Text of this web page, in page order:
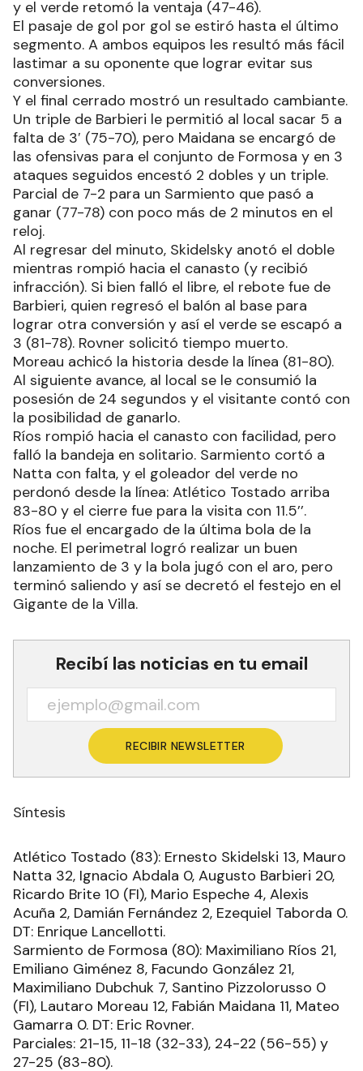
y el verde retomó la ventaja (47-46).
El pasaje de gol por gol se estiró hasta el último
segmento. A ambos equipos les resultó más fácil
lastimar a su oponente que lograr evitar sus
conversiones.
Y el final cerrado mostró un resultado cambiante.
Un triple de Barbieri le permitió al local sacar 5 a
falta de 3′ (75-70), pero Maidana se encargó de
las ofensivas para el conjunto de Formosa y en 3
ataques seguidos encestó 2 dobles y un triple.
Parcial de 7-2 para un Sarmiento que pasó a
ganar (77-78) con poco más de 2 minutos en el
reloj.
Al regresar del minuto, Skidelsky anotó el doble
mientras rompió hacia el canasto (y recibió
infracción). Si bien falló el libre, el rebote fue de
Barbieri, quien regresó el balón al base para
lograr otra conversión y así el verde se escapó a
3 (81-78). Rovner solicitó tiempo muerto.
Moreau achicó la historia desde la línea (81-80).
Al siguiente avance, al local se le consumió la
posesión de 24 segundos y el visitante contó con
la posibilidad de ganarlo.
Ríos rompió hacia el canasto con facilidad, pero
falló la bandeja en solitario. Sarmiento cortó a
Natta con falta, y el goleador del verde no
perdonó desde la línea: Atlético Tostado arriba
83-80 y el cierre fue para la visita con 11.5’’.
Ríos fue el encargado de la última bola de la
noche. El perimetral logró realizar un buen
lanzamiento de 3 y la bola jugó con el aro, pero
terminó saliendo y así se decretó el festejo en el
Gigante de la Villa.
Recibí las noticias en tu email
RECIBIR NEWSLETTER
Síntesis
Atlético Tostado (83): Ernesto Skidelski 13, Mauro
Natta 32, Ignacio Abdala 0, Augusto Barbieri 20,
Ricardo Brite 10 (FI), Mario Espeche 4, Alexis
Acuña 2, Damián Fernández 2, Ezequiel Taborda 0.
DT: Enrique Lancellotti.
Sarmiento de Formosa (80): Maximiliano Ríos 21,
Emiliano Giménez 8, Facundo González 21,
Maximiliano Dubchuk 7, Santino Pizzolorusso 0
(FI), Lautaro Moreau 12, Fabián Maidana 11, Mateo
Gamarra 0. DT: Eric Rovner.
Parciales: 21-15, 11-18 (32-33), 24-22 (56-55) y
27-25 (83-80).